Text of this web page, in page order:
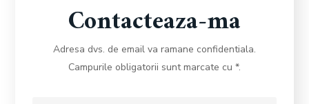
Contacteaza-ma
Adresa dvs. de email va ramane confidentiala.
Campurile obligatorii sunt marcate cu *.